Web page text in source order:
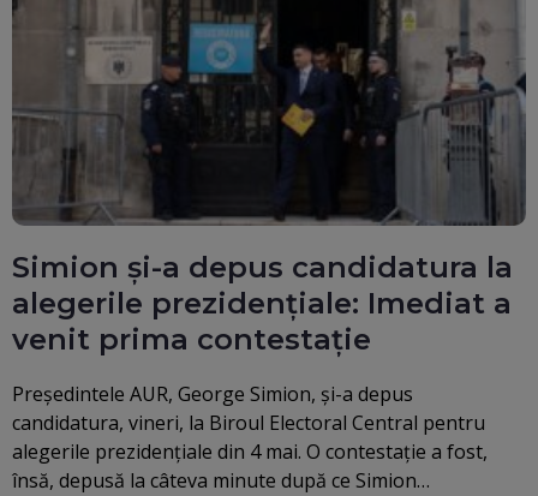
Simion și-a depus candidatura la
alegerile prezidențiale: Imediat a
venit prima contestație
Președintele AUR, George Simion, și-a depus
candidatura, vineri, la Biroul Electoral Central pentru
alegerile prezidențiale din 4 mai. O contestație a fost,
însă, depusă la câteva minute după ce Simion…